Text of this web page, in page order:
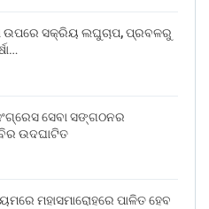
ଉପରେ ସକ୍ରିୟ ଲଘୁଚାପ, ପ୍ରବଳରୁ
ସେବା ସଙ୍ଗଠନର
ଉଦଘାଟିତ
ମହାସମାରୋହରେ ପାଳିତ ହେବ